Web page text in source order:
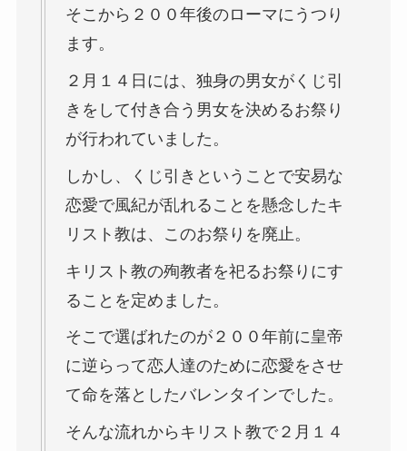
そこから２００年後のローマにうつり
ます。
２月１４日には、独身の男女がくじ引
きをして付き合う男女を決めるお祭り
が行われていました。
しかし、くじ引きということで安易な
恋愛で風紀が乱れることを懸念したキ
リスト教は、このお祭りを廃止。
キリスト教の殉教者を祀るお祭りにす
ることを定めました。
そこで選ばれたのが２００年前に皇帝
に逆らって恋人達のために恋愛をさせ
て命を落としたバレンタインでした。
そんな流れからキリスト教で２月１４